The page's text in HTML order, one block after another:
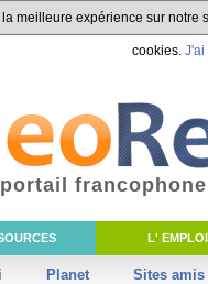
meilleure expérience sur
cookies. J'ai
L' EMPLOI
Planet Sites amis